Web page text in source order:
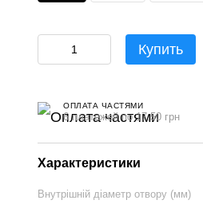
Купить
ОПЛАТА ЧАСТЯМИ
6 платежей по 17.50 грн
Характеристики
Внутрішній діаметр отвору (мм)